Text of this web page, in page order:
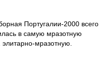
Португалии-2000 всего
в самую мразотную
мразотную.